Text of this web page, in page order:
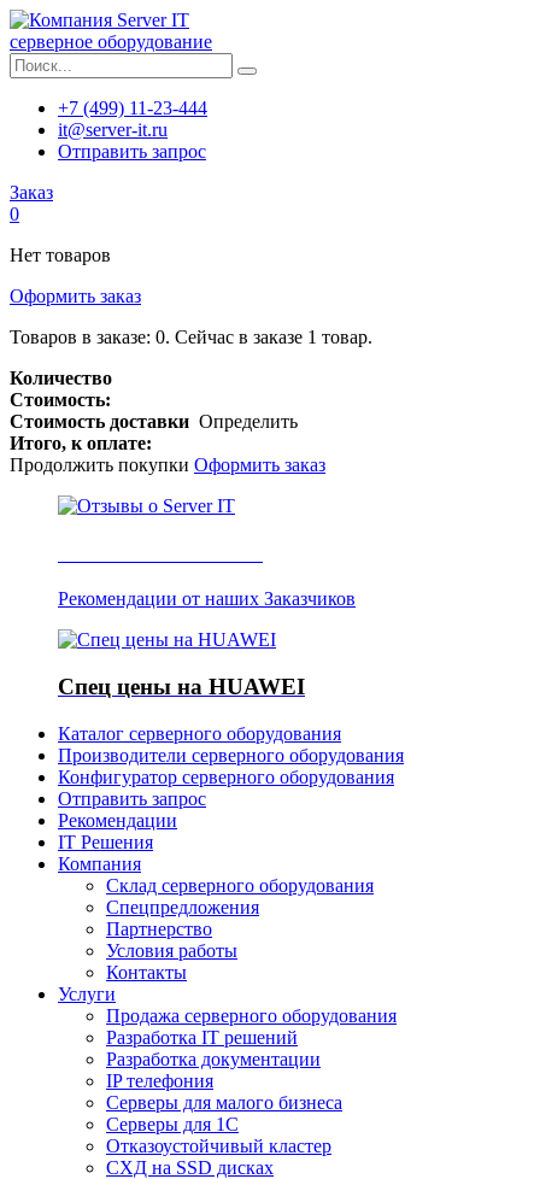
серверное оборудование
+7 (499) 11-23-444
it@server-it.ru
Отправить запрос
Заказ
0
Нет товаров
Оформить заказ
Товаров в заказе: 0. Сейчас в заказе 1 товар.
Количество
Стоимость:
Стоимость доставки Определить
Итого, к оплате:
Продолжить покупки Оформить заказ
Рекомендации от наших Заказчиков
Спец цены на HUAWEI
Каталог серверного оборудования
Производители серверного оборудования
Конфигуратор серверного оборудования
Отправить запрос
Рекомендации
IT Решения
Компания
Склад серверного оборудования
Спецпредложения
Партнерство
Условия работы
Контакты
Услуги
Продажа серверного оборудования
Разработка IT решений
Разработка документации
IP телефония
Серверы для малого бизнеса
Серверы для 1С
Отказоустойчивый кластер
СХД на SSD дисках